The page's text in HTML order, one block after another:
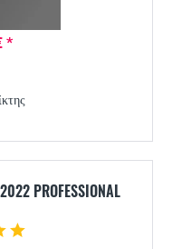
*
PROFESSIONAL